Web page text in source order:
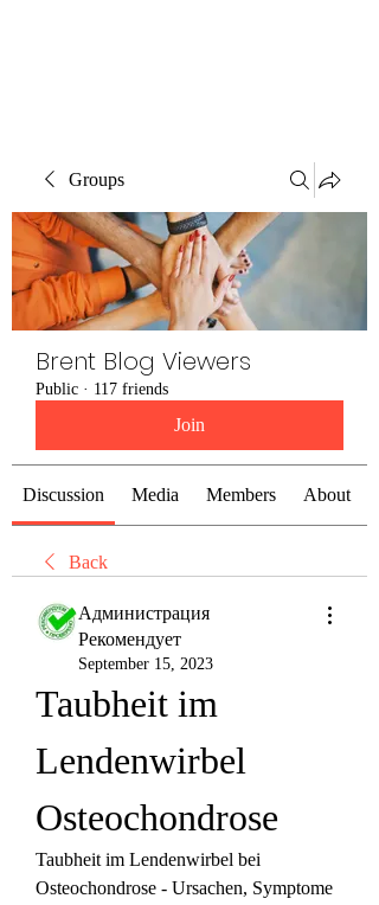
Groups
Brent Blog Viewers
Public · 117 friends
Join
Discussion Media Members About
Back
Администрация
Рекомендует
September 15, 2023
Taubheit im
Lendenwirbel
Osteochondrose
Taubheit im Lendenwirbel bei
Osteochondrose - Ursachen, Symptome